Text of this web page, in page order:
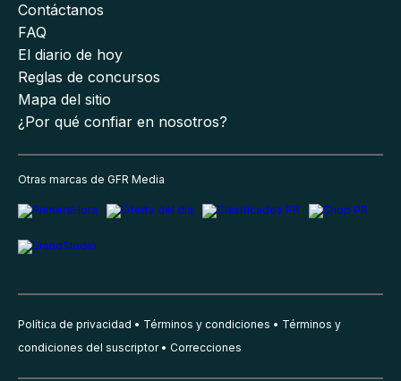
Contáctanos
FAQ
El diario de hoy
Reglas de concursos
Mapa del sitio
¿Por qué confiar en nosotros?
Otras marcas de GFR Media
Política de privacidad Términos y condiciones
Términos y
condiciones del suscriptor
Correcciones